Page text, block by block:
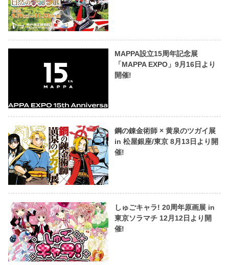
MAPPA設立15周年記念展
「MAPPA EXPO」9月16日より
開催!
鋼の錬金術師 × 黄泉のツガイ展
in 松屋銀座/東京 8月13日より開
催!
しゅごキャラ! 20周年原画展 in
東京ソラマチ 12月12日より開
催!